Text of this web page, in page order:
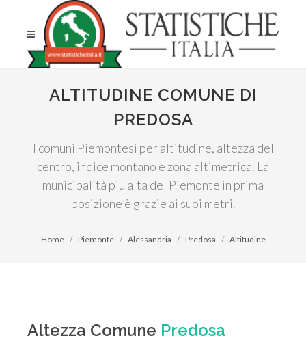
ALTITUDINE COMUNE DI
PREDOSA
I comuni Piemontesi per altitudine, altezza del
centro, indice montano e zona altimetrica. La
municipalità più alta del Piemonte in prima
posizione è grazie ai suoi metri.
Home Piemonte Alessandria Predosa Altitudine
Altezza Comune Predosa